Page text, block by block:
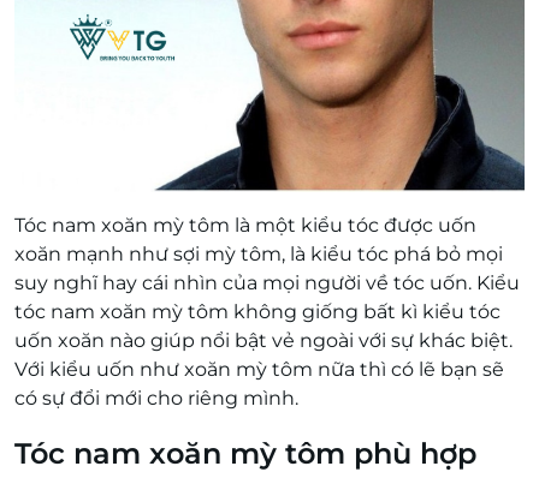
Tóc nam xoăn mỳ tôm là một kiểu tóc được uốn
xoăn mạnh như sợi mỳ tôm, là kiểu tóc phá bỏ mọi
suy nghĩ hay cái nhìn của mọi người về tóc uốn. Kiểu
tóc nam xoăn mỳ tôm không giống bất kì kiểu tóc
uốn xoăn nào giúp nổi bật vẻ ngoài với sự khác biệt.
Với kiểu uốn như xoăn mỳ tôm nữa thì có lẽ bạn sẽ
có sự đổi mới cho riêng mình.
Tóc nam xoăn mỳ tôm phù hợp